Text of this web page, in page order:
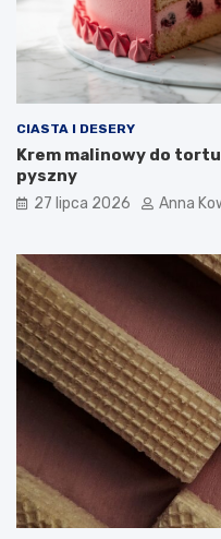
CIASTA I DESERY
Krem malinowy do
pyszny
27 lipca 2026 Anna